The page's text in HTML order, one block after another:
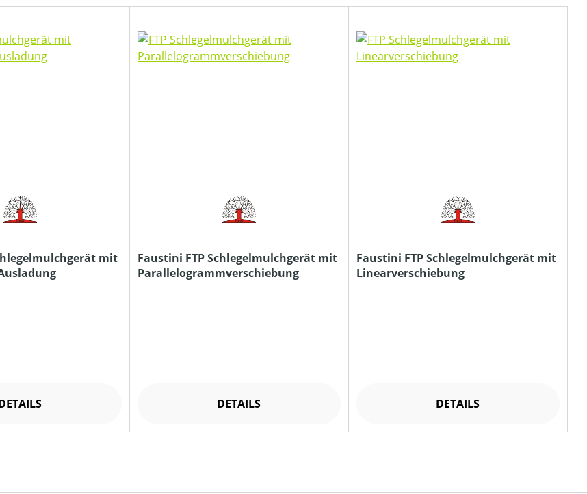
mit
Faustini FTP Schlegelmulchgerät mit
Parallelogrammverschiebung
DETAILS
Faustini FTP Schlegelmulchgerät mit
Linearverschiebung
DETAILS